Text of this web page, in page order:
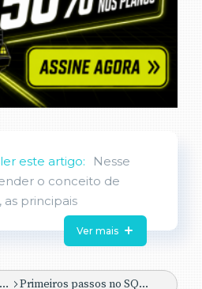
este artigo:
Nesse
o conceito de
as principais
SQL Server e como
dessa ferramenta para
Ver mais
Banco de Dados Primeiros passos no SQL Server